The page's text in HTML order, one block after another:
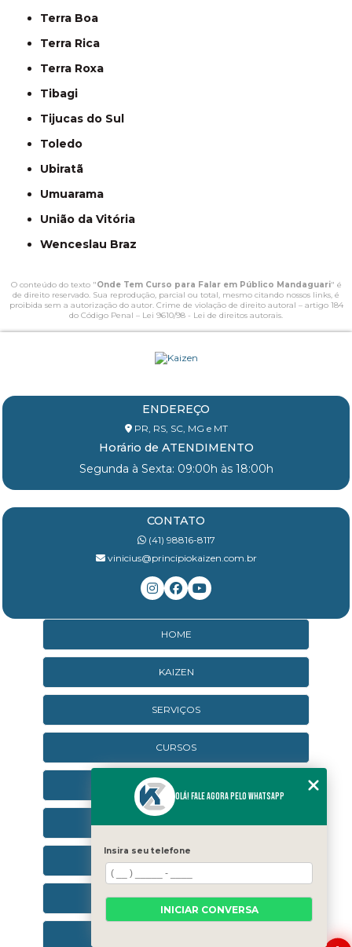
Terra Boa
Terra Rica
Terra Roxa
Tibagi
Tijucas do Sul
Toledo
Ubiratã
Umuarama
União da Vitória
Wenceslau Braz
O conteúdo do texto "Onde Tem Curso para Falar em Público Mandaguari" é
de direito reservado. Sua reprodução, parcial ou total, mesmo citando nossos links, é
proibida sem a autorização do autor. Crime de violação de direito autoral – artigo 184
do Código Penal – Lei 9610/98 - Lei de direitos autorais.
ENDEREÇO
PR, RS, SC, MG e MT
Horário de ATENDIMENTO
Segunda à Sexta: 09:00h às 18:00h
CONTATO
(41) 98816-8117
vinicius@principiokaizen.com.br
HOME
KAIZEN
SERVIÇOS
CURSOS
CURSOS ONLINE
AGENDA
CONTATO
CATEGORIAS
Olá! Fale agora pelo WhatsApp
Insira seu telefone
INICIAR CONVERSA